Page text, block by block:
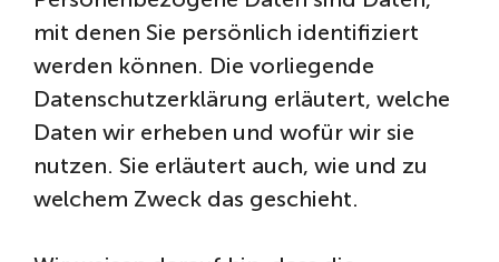
mit denen Sie persönlich identifiziert
werden können. Die vorliegende
Datenschutzerklärung erläutert, welche
Daten wir erheben und wofür wir sie
nutzen. Sie erläutert auch, wie und zu
welchem Zweck das geschieht.